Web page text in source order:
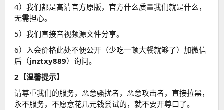
4）我们都是高清官方原版，官方什么质量我们就是什么，
无需担心。
5）我们直接音视频源文件分享。
6）入会价格此处不便公开（少吃一顿大餐就够了）加微信
后（jnztxy889）询问。
2【温馨提示】
请尊重我们的服务，恶意骚扰者，恶意攻击者，直接拉黑，
永不服务，不愿意花几元钱尝试的，就不要开尊口了。